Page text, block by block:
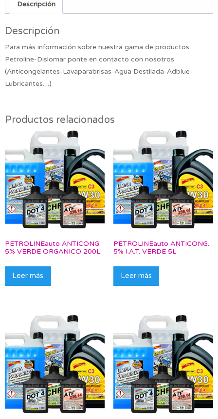
Descripción
Descripción
Para más información sobre nuestra gama de productos
Petroline-Dislomar ponte en contacto con nosotros
(Anticongelantes-Lavaparabrisas-Agua Destilada-Adblue-
Lubricantes…)
Productos relacionados
PETROLINEauto ANTICONG.
5% VERDE ORGANICO 200L
Leer más
PETROLINEauto ANTICONG.
5% I.A.T. VERDE 5L
Leer más